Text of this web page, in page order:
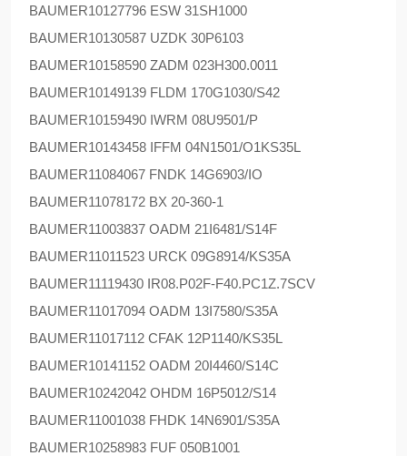
BAUMER10127796 ESW 31SH1000
BAUMER10130587 UZDK 30P6103
BAUMER10158590 ZADM 023H300.0011
BAUMER10149139 FLDM 170G1030/S42
BAUMER10159490 IWRM 08U9501/P
BAUMER10143458 IFFM 04N1501/O1KS35L
BAUMER11084067 FNDK 14G6903/IO
BAUMER11078172 BX 20-360-1
BAUMER11003837 OADM 21I6481/S14F
BAUMER11011523 URCK 09G8914/KS35A
BAUMER11119430 IR08.P02F-F40.PC1Z.7SCV
BAUMER11017094 OADM 13I7580/S35A
BAUMER11017112 CFAK 12P1140/KS35L
BAUMER10141152 OADM 20I4460/S14C
BAUMER10242042 OHDM 16P5012/S14
BAUMER11001038 FHDK 14N6901/S35A
BAUMER10258983 FUF 050B1001